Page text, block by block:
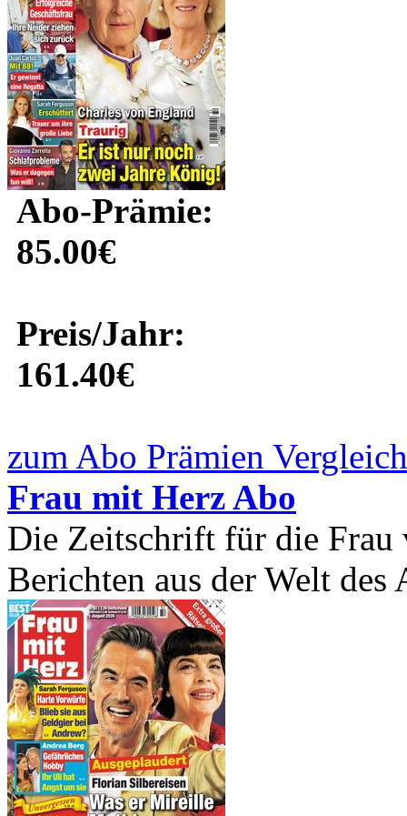
Abo-Prämie:
85.00€
Preis/Jahr:
161.40€
zum Abo Prämien
Frau mit Herz Abo
Die Zeitschrift für die Frau
Berichten aus der Welt des